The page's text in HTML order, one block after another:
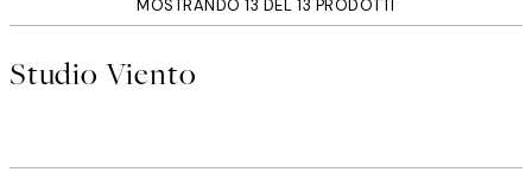
MOSTRANDO 13 DEL 13 PRODOTTI
Studio Viento